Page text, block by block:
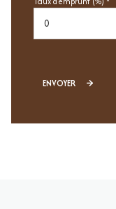
ENVOYER